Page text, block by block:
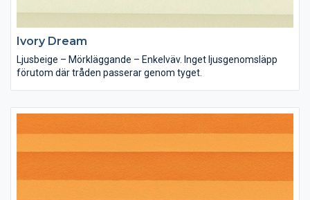
Ivory Dream
Ljusbeige – Mörkläggande – Enkelväv. Inget ljusgenomsläpp
förutom där tråden passerar genom tyget.